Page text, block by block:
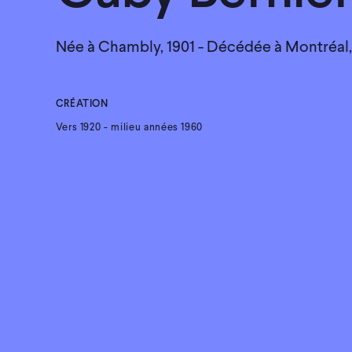
Née à Chambly, 1901 - Décédée à Montréal,
CRÉATION
Vers 1920 - milieu années 1960